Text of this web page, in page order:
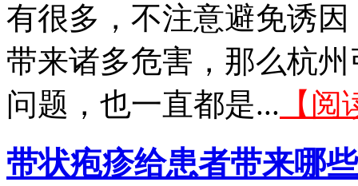
有很多，不注意避免诱
带来诸多危害，那么杭
问题，也一直都是... 【
带状疱疹给患者带来哪